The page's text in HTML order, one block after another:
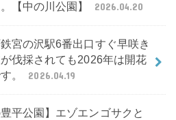
【中の川公園】
2026.04.20
宮の沢駅6番出口すぐ早咲き
伐採されても2026年は開花
。
2026.04.19
豊平公園】エゾエンゴサクと